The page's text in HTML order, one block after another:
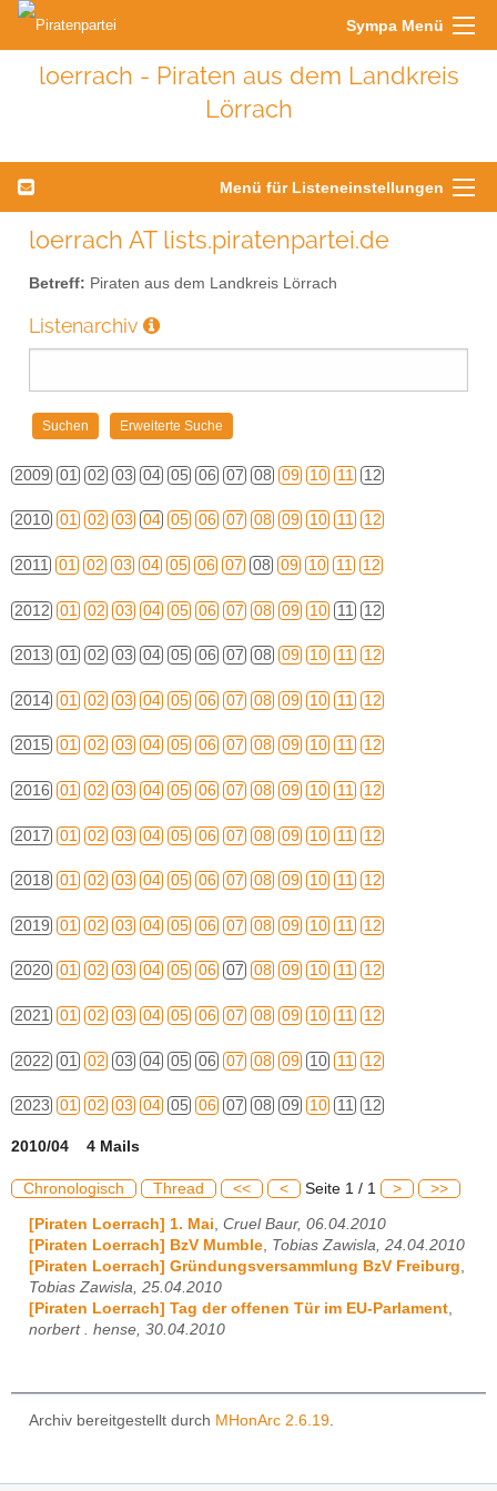
Sympa Menü
loerrach - Piraten aus dem Landkreis
Lörrach
Menü für Listeneinstellungen
loerrach AT lists.piratenpartei.de
Betreff: Piraten aus dem Landkreis Lörrach
Listenarchiv
2009 01 02 03 04 05 06 07 08 09 10 11 12
2010 01 02 03 04 05 06 07 08 09 10 11 12
2011 01 02 03 04 05 06 07 08 09 10 11 12
2012 01 02 03 04 05 06 07 08 09 10 11 12
2013 01 02 03 04 05 06 07 08 09 10 11 12
2014 01 02 03 04 05 06 07 08 09 10 11 12
2015 01 02 03 04 05 06 07 08 09 10 11 12
2016 01 02 03 04 05 06 07 08 09 10 11 12
2017 01 02 03 04 05 06 07 08 09 10 11 12
2018 01 02 03 04 05 06 07 08 09 10 11 12
2019 01 02 03 04 05 06 07 08 09 10 11 12
2020 01 02 03 04 05 06 07 08 09 10 11 12
2021 01 02 03 04 05 06 07 08 09 10 11 12
2022 01 02 03 04 05 06 07 08 09 10 11 12
2023 01 02 03 04 05 06 07 08 09 10 11 12
2010/04 4 Mails
Chronologisch Thread << < Seite 1 / 1 > >>
[Piraten Loerrach] 1. Mai, Cruel Baur, 06.04.2010
[Piraten Loerrach] BzV Mumble, Tobias Zawisla, 24.04.2010
[Piraten Loerrach] Gründungsversammlung BzV Freiburg,
Tobias Zawisla, 25.04.2010
[Piraten Loerrach] Tag der offenen Tür im EU-Parlament,
norbert . hense, 30.04.2010
Archiv bereitgestellt durch MHonArc 2.6.19.